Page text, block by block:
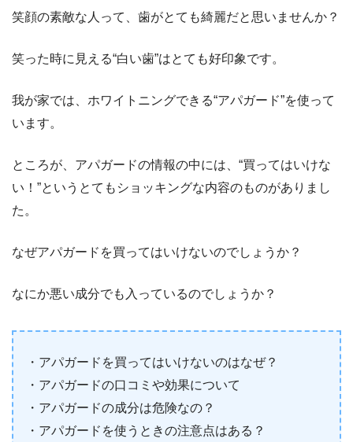
笑顔の素敵な人って、歯がとても綺麗だと思いませんか？
笑った時に見える“白い歯”はとても好印象です。
我が家では、ホワイトニングできる“アパガード”を使って
います。
ところが、アパガードの情報の中には、“買ってはいけな
い！”というとてもショッキングな内容のものがありまし
た。
なぜアパガードを買ってはいけないのでしょうか？
なにか悪い成分でも入っているのでしょうか？
・アパガードを買ってはいけないのはなぜ？
・アパガードの口コミや効果について
・アパガードの成分は危険なの？
・アパガードを使うときの注意点はある？